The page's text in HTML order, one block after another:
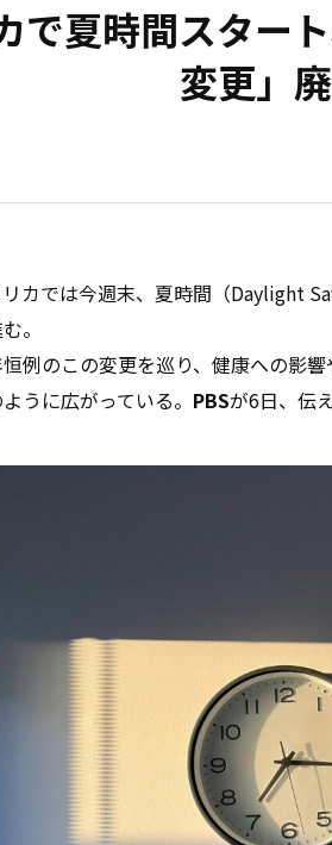
で夏時間スター
変更」
カでは今週末、夏時間（Daylight
。
例のこの変更を巡り、健康への影
うに広がっている。 PBSが6日、伝